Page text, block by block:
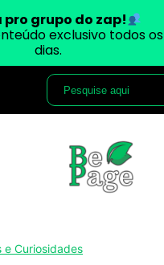
e Curiosidades
pro grupo do zap!
exclusivo todos os
dias.